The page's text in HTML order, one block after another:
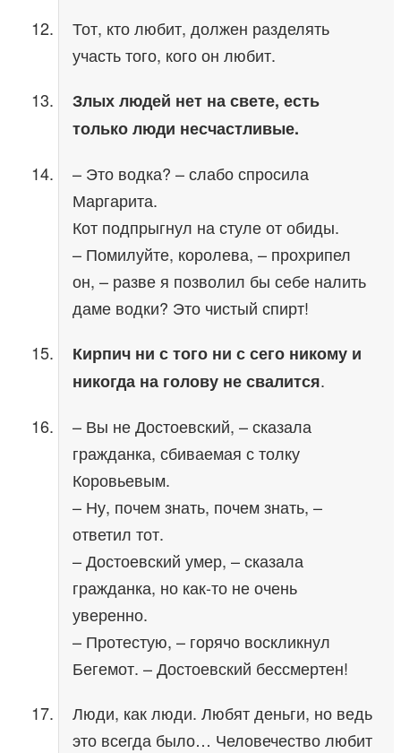
Тот, кто любит, должен разделять
участь того, кого он любит.
Злых людей нет на свете, есть
только люди несчастливые.
– Это водка? – слабо спросила
Маргарита.
Кот подпрыгнул на стуле от обиды.
– Помилуйте, королева, – прохрипел
он, – разве я позволил бы себе налить
даме водки? Это чистый спирт!
Кирпич ни с того ни с сего никому и
никогда на голову не свалится.
– Вы не Достоевский, – сказала
гражданка, сбиваемая с толку
Коровьевым.
– Ну, почем знать, почем знать, –
ответил тот.
– Достоевский умер, – сказала
гражданка, но как-то не очень
уверенно.
– Протестую, – горячо воскликнул
Бегемот. – Достоевский бессмертен!
Люди, как люди. Любят деньги, но ведь
это всегда было… Человечество любит